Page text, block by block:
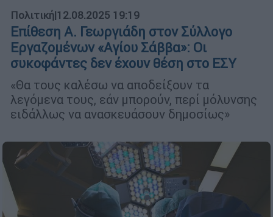
Πολιτική|12.08.2025 19:19
Επίθεση Α. Γεωργιάδη στον Σύλλογο
Εργαζομένων «Αγίου Σάββα»: Οι
συκοφάντες δεν έχουν θέση στο ΕΣΥ
«Θα τους καλέσω να αποδείξουν τα
λεγόμενα τους, εάν μπορούν, περί μόλυνσης
ειδάλλως να ανασκευάσουν δημοσίως»